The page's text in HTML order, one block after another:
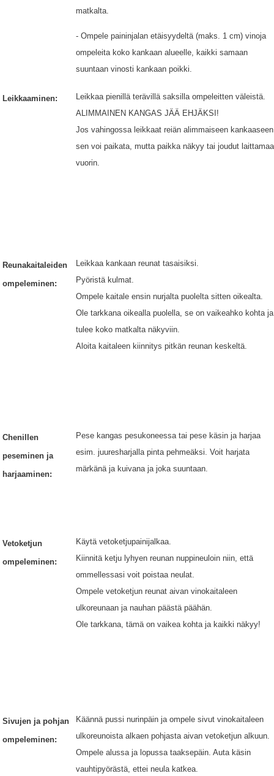
matkalta.
- Ompele paininjalan etäisyydeltä (maks. 1 cm) vinoja
ompeleita koko kankaan alueelle, kaikki samaan
suuntaan vinosti kankaan poikki.
Leikkaaminen:
Leikkaa pienillä terävillä saksilla ompeleitten väleistä.
ALIMMAINEN KANGAS JÄÄ EHJÄKSI!
Jos vahingossa leikkaat reiän alimmaiseen kankaaseen
sen voi paikata, mutta paikka näkyy tai joudut
vuorin.
Reunakaitaleiden
ompeleminen:
Leikkaa kankaan reunat tasaisiksi.
Pyöristä kulmat.
Ompele kaitale ensin nurjalta puolelta sitten oikealta.
Ole tarkkana oikealla puolella, se on vaikeahko kohta ja
tulee koko matkalta näkyviin.
Aloita kaitaleen kiinnitys pitkän reunan keskeltä.
Chenillen
peseminen ja
harjaaminen:
Pese kangas pesukoneessa tai pese käsin ja harjaa
esim. juuresharjalla pinta pehmeäksi. Voit harjata
märkänä ja kuivana ja joka suuntaan.
Vetoketjun
ompeleminen:
Käytä vetoketjupainijalkaa.
Kiinnitä ketju lyhyen reunan nuppineuloin niin, että
ommellessasi voit poistaa neulat.
Ompele vetoketjun reunat aivan vinokaitaleen
ulkoreunaan ja nauhan päästä päähän.
Ole tarkkana, tämä on vaikea kohta ja kaikki näkyy!
Sivujen ja pohjan
ompeleminen:
Käännä pussi nurinpäin ja ompele sivut vinokaitaleen
ulkoreunoista alkaen pohjasta aivan vetoketjun alkuun.
Ompele alussa ja lopussa taaksepäin. Auta käsin
vauhtipyörästä, ettei neula katkea.